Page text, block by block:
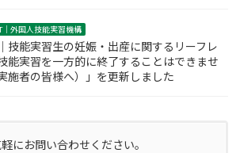
｜外国人技能実習機構
技能実習生の妊娠・出産に関するリーフレ
能実習を一方的に終了することはできませ
施者の皆様へ）」を更新しました
にお問い合わせください。